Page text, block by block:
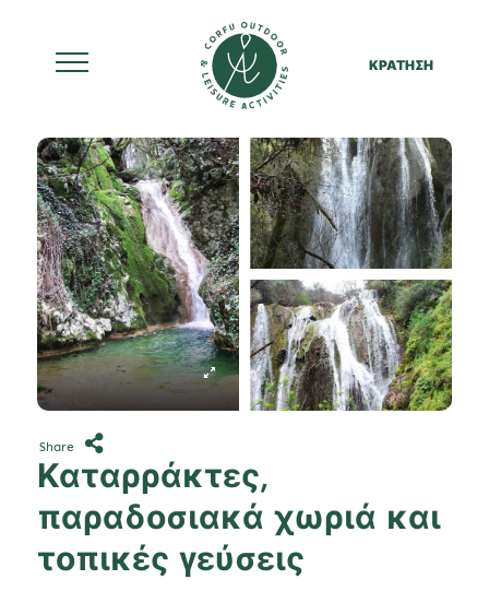
content
ΚΡΑΤΗΣΗ
Καταρράκτες,
παραδοσιακά χωριά και
τοπικές γεύσεις
Share